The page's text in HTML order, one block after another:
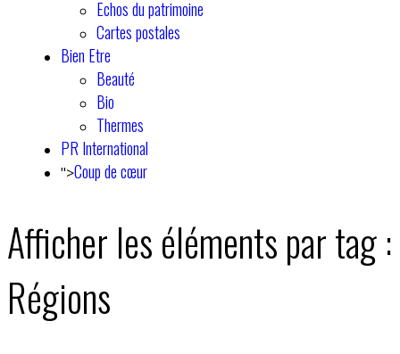
Echos du patrimoine
Cartes postales
Bien Etre
Beauté
Bio
Thermes
PR International
">Coup de cœur
Afficher les éléments par tag :
Régions